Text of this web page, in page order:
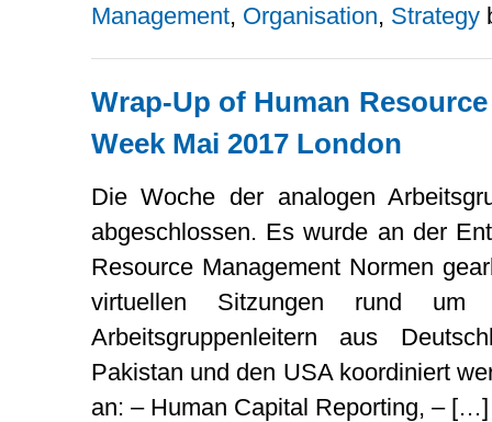
Management, Organisation, Strategy
Wrap-Up of Human
Week Mai 2017 London
Die Woche der analogen
abgeschlossen. Es wurde an der
Resource Management Normen
virtuellen Sitzungen rund
Arbeitsgruppenleitern aus
Pakistan und den USA koordiniert
an: – Human Capital Reporting, – […]